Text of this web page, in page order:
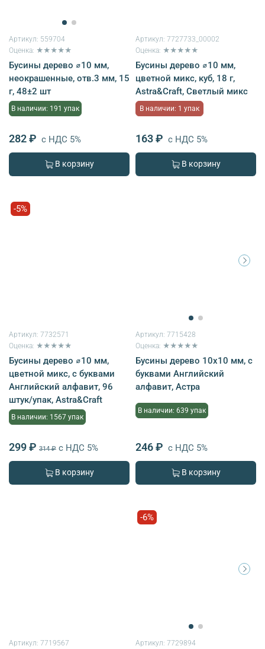
Артикул: 559704
Оценка: ★★★★★
Бусины дерево ⌀10 мм,
неокрашенные, отв.3 мм, 15
г, 48±2 шт
В наличии: 191 упак
282 ₽ с НДС 5%
В корзину
Артикул: 7727733_00002
Оценка: ★★★★★
Бусины дерево ⌀10 мм,
цветной микс, куб, 18 г,
Astra&Craft, Светлый микс
В наличии: 1 упак
163 ₽ с НДС 5%
В корзину
-5%
Артикул: 7732571
Оценка: ★★★★★
Бусины дерево ⌀10 мм,
цветной микс, с буквами
Английский алфавит, 96
штук/упак, Astra&Craft
В наличии: 1567 упак
299 ₽ 314 ₽ с НДС 5%
В корзину
Артикул: 7715428
Оценка: ★★★★★
Бусины дерево 10х10 мм, с
буквами Английский
алфавит, Астра
В наличии: 639 упак
246 ₽ с НДС 5%
В корзину
Артикул: 7719567
-6%
Артикул: 7729894